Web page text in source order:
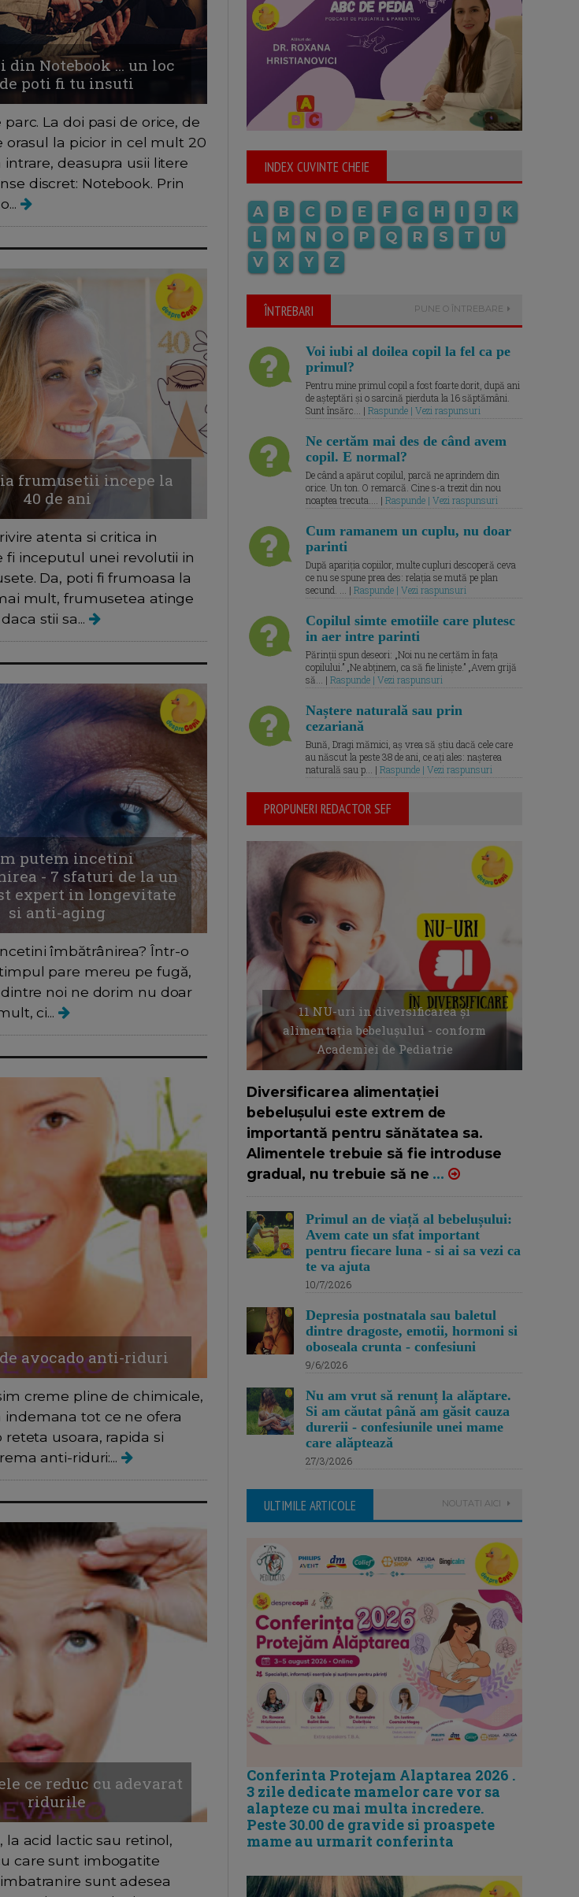
Notebook ... un loc
poti fi tu insuti
parc. La doi pasi de orice, de
orasul la picior in cel mult 20
deasupra usii litere
discret: Notebook. Prin
frumusetii incepe la
40 de ani
atenta si critica in
fi inceputul unei revolutii in
Da, poti fi frumoasa la
mult, frumusetea atinge
stii sa...
putem incetini
- 7 sfaturi de la un
expert in longevitate
si anti-aging
îmbătrânirea? Într-o
pare mereu pe fugă,
noi ne dorim nu doar
ci...
avocado anti-riduri
creme pline de chimicale,
indemana tot ce ne ofera
reteta usoara, rapida si
anti-riduri:...
ce reduc cu adevarat
ridurile
la acid lactic sau retinol,
care sunt imbogatite
sunt adesea
INDEX CUVINTE CHEIE
A B C D E F G H I J
K
L
M N O P Q R S T
U
V
X Y Z
ÎNTREBARI PUNE O ÎNTREBARE
Voi iubi al doilea copil la fel ca pe
primul?
Pentru mine primul copil a fost foarte dorit, după ani
de așteptări și o sarcină pierduta la 16 săptămâni.
Sunt însărc... | Raspunde | Vezi raspunsuri
Ne certăm mai des de când avem
copil. E normal?
De când a apărut copilul, parcă ne aprindem din
orice. Un ton. O remarcă. Cine s-a trezit din nou
noaptea trecuta.... | Raspunde | Vezi raspunsuri
Cum ramanem un cuplu, nu doar
parinti
După apariția copiilor, multe cupluri descoperă ceva
ce nu se spune prea des: relația se mută pe plan
secund. ... | Raspunde | Vezi raspunsuri
Copilul simte emotiile care plutesc
in aer intre parinti
Părinții spun deseori: „Noi nu ne certăm în fața
copilului.” „Ne abținem, ca să fie liniște.” „Avem grijă
să... | Raspunde | Vezi raspunsuri
Naștere naturală sau prin
cezariană
Bună, Dragi mămici, aș vrea să știu dacă cele care
au născut la peste 38 de ani, ce ați ales: nașterea
naturală sau p... | Raspunde | Vezi raspunsuri
PROPUNERI REDACTOR SEF
11 NU-uri in diversificarea și
alimentația bebelușului - conform
Academiei de Pediatrie
Diversificarea alimentației
bebelușului este extrem de
importantă pentru sănătatea sa.
Alimentele trebuie să fie introduse
gradual, nu trebuie să ne ...
Primul an de viață al bebelușului:
Avem cate un sfat important
pentru fiecare luna - si ai sa vezi ca
te va ajuta
10/7/2026
Depresia postnatala sau baletul
dintre dragoste, emotii, hormoni si
oboseala crunta - confesiuni
9/6/2026
Nu am vrut să renunț la alăptare.
Si am căutat până am găsit cauza
durerii - confesiunile unei mame
care alăptează
27/3/2026
ULTIMILE ARTICOLE NOUTATI AICI
Conferinta Protejam Alaptarea 2026 .
3 zile dedicate mamelor care vor sa
alapteze cu mai multa incredere.
Peste 30.00 de gravide si proaspete
mame au urmarit conferinta